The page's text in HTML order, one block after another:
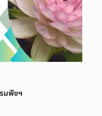
มพืชฯ